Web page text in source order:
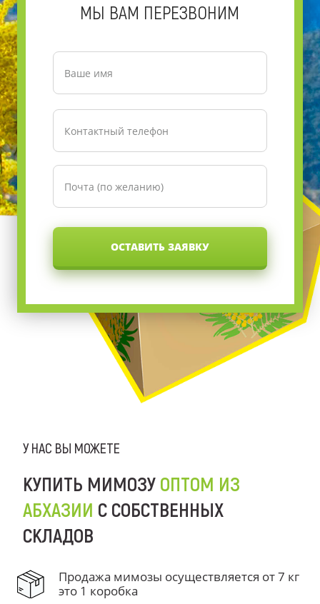
ОСТАВИТЬ ЗАЯВКУ
МЫ ВАМ ПЕРЕЗВОНИМ
У НАС ВЫ МОЖЕТЕ
КУПИТЬ МИМОЗУ ОПТОМ ИЗ
АБХАЗИИ С СОБСТВЕННЫХ
СКЛАДОВ
Продажа мимозы осуществляется от 7 кг
это 1 коробка